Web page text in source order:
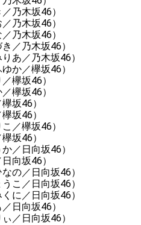
乃木坂46）
乃木坂46）
乃木坂46）
／乃木坂46）
あ／乃木坂46）
か／欅坂46）
欅坂46）
欅坂46）
坂46）
坂46）
／欅坂46）
坂46）
／日向坂46）
向坂46）
の／日向坂46）
こ／日向坂46）
に／日向坂46）
日向坂46）
／日向坂46）